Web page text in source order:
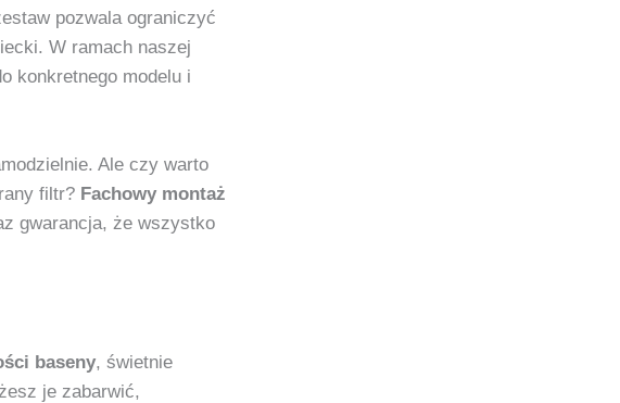
pozwala ograniczyć
W ramach naszej
konkretnego modelu i
Ale czy warto
filtr? Fachowy montaż
gwarancja, że wszystko
baseny, świetnie
je zabarwić,